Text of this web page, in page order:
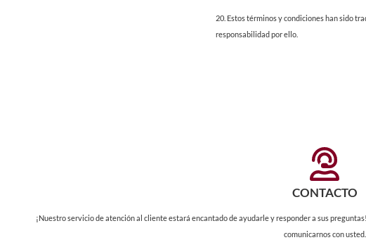
20. Estos términos y condiciones han sido
responsabilidad por ello.
CONTACTO
¡Nuestro servicio de atención al cliente estará encantado de ayudarle y responder a sus
comunicarnos con usted.